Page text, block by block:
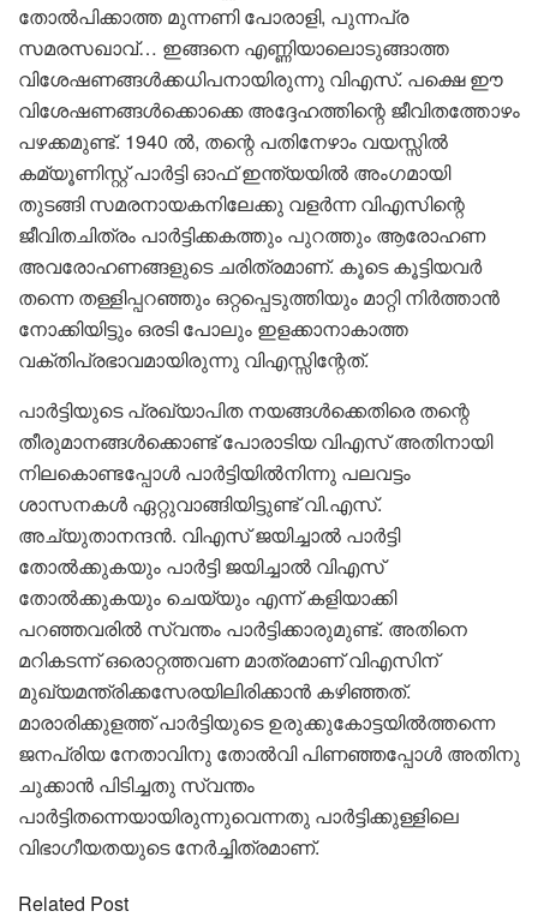
തോൽപിക്കാത്ത മുന്നണി പോരാളി, പുന്നപ്ര
സമരസഖാവ്… ഇങ്ങനെ എണ്ണിയാലൊടുങ്ങാത്ത
വിശേഷണങ്ങൾക്കധിപനായിരുന്നു വിഎസ്. പക്ഷെ ഈ
വിശേഷണങ്ങൾക്കൊക്കെ അദ്ദേഹത്തിന്റെ ജീവിതത്തോഴം
പഴക്കമുണ്ട്. 1940 ൽ, തന്റെ പതിനേഴാം വയസ്സിൽ
കമ്യൂണിസ്റ്റ് പാർട്ടി ഓഫ് ഇന്ത്യയിൽ അംഗമായി
തുടങ്ങി സമരനായകനിലേക്കു വളർന്ന വിഎസിന്റെ
ജീവിതചിത്രം പാർട്ടിക്കകത്തും പുറത്തും ആരോഹണ
അവരോഹണങ്ങളുടെ ചരിത്രമാണ്. കൂടെ കൂട്ടിയവർ
തന്നെ തള്ളിപ്പറഞ്ഞും ഒറ്റപ്പെടുത്തിയും മാറ്റി നിർത്താൻ
നോക്കിയിട്ടും ഒരടി പോലും ഇളക്കാനാകാത്ത
വക്തിപ്രഭാവമായിരുന്നു വിഎസ്സിന്റേത്.
പാർട്ടിയുടെ പ്രഖ്യാപിത നയങ്ങൾക്കെതിരെ തന്റെ
തീരുമാനങ്ങൾക്കൊണ്ട് പോരാടിയ വിഎസ് അതിനായി
നിലകൊണ്ടപ്പോൾ പാർട്ടിയിൽനിന്നു പലവട്ടം
ശാസനകൾ ഏറ്റുവാങ്ങിയിട്ടുണ്ട് വി.എസ്.
അച്യുതാനന്ദൻ. വിഎസ് ജയിച്ചാൽ പാർട്ടി
തോൽക്കുകയും പാർട്ടി ജയിച്ചാൽ വിഎസ്
തോൽക്കുകയും ചെയ്യും എന്ന് കളിയാക്കി
പറഞ്ഞവരിൽ സ്വന്തം പാർട്ടിക്കാരുമുണ്ട്. അതിനെ
മറികടന്ന് ഒരൊറ്റത്തവണ മാത്രമാണ് വിഎസിന്
മുഖ്യമന്ത്രിക്കസേരയിലിരിക്കാൻ കഴിഞ്ഞത്.
മാരാരിക്കുളത്ത് പാർട്ടിയുടെ ഉരുക്കുകോട്ടയിൽത്തന്നെ
ജനപ്രിയ നേതാവിനു തോൽവി പിണഞ്ഞപ്പോൾ അതിനു
ചുക്കാൻ പിടിച്ചതു സ്വന്തം
പാർട്ടിതന്നെയായിരുന്നുവെന്നതു പാർട്ടിക്കുള്ളിലെ
വിഭാഗീയതയുടെ നേർച്ചിത്രമാണ്.
Related Post